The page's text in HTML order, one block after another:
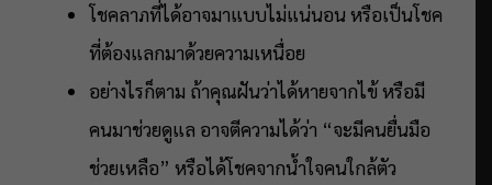
โชคลาภที่ได้อาจมาแบบไม่แน่นอน หรือเป็นโชค
ที่ต้องแลกมาด้วยความเหนื่อย
อย่างไรก็ตาม ถ้าคุณฝันว่าได้หายจากไข้ หรือมี
คนมาช่วยดูแล อาจตีความได้ว่า “จะมีคนยื่นมือ
ช่วยเหลือ” หรือได้โชคจากน้ำใจคนใกล้ตัว